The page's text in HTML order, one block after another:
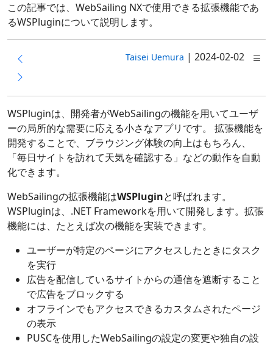
この記事では、WebSailing NXで使用できる拡張機能であ
るWSPluginについて説明します。
Taisei Uemura | 2024-02-02
WSPluginは、開発者がWebSailingの機能を用いてユーザ
ーの局所的な需要に応える小さなアプリです。 拡張機能を
開発することで、ブラウジング体験の向上はもちろん、
「毎日サイトを訪れて天気を確認する」などの動作を自動
化できます。
WebSailingの拡張機能はWSPluginと呼ばれます。
WSPluginは、.NET Frameworkを用いて開発します。拡張
機能には、たとえば次の機能を実装できます。
ユーザーが特定のページにアクセスしたときにタスク
を実行
広告を配信しているサイトからの通信を遮断すること
で広告をブロックする
オフラインでもアクセスできるカスタムされたページ
の表示
PUSCを使用したWebSailingの設定の変更や独自の設